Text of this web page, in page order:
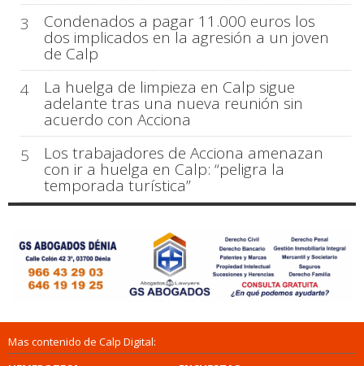
3
Condenados a pagar 11.000 euros los
dos implicados en la agresión a un joven
de Calp
4
La huelga de limpieza en Calp sigue
adelante tras una nueva reunión sin
acuerdo con Acciona
5
Los trabajadores de Acciona amenazan
con ir a huelga en Calp: “peligra la
temporada turística”
Mas contenido de Calp Digital: